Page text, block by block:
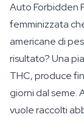
Auto Forbidden
femminizzata
americane di
risultato? Una
THC, produce
giorni dal seme.
vuole raccolti